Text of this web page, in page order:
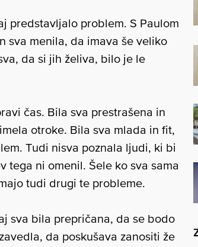
predstavljalo problem. S Paulom
sva menila, da imava še veliko
da si jih želiva, bilo je le
čas. Bila sva prestrašena in
otroke. Bila sva mlada in fit,
Tudi nisva poznala ljudi, ki bi
tega ni omenil. Šele ko sva sama
tudi drugi te probleme.
sva bila prepričana, da se bodo
da poskušava zanositi že